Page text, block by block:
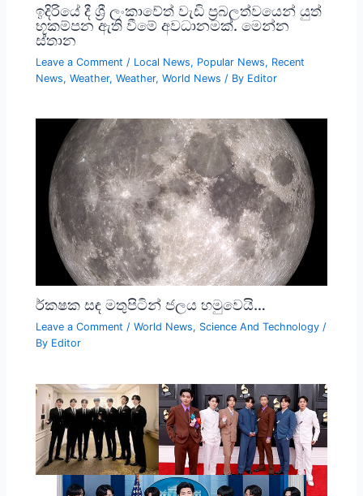
ඉදිරියේ දී ශ්‍රී ලංකාවේත් වැඩි ප්‍රබලත්වයෙන් යුත්
භූකම්පන ඇති වීමේ අවධානමක්. මෙන්න
ස්තාන
Leave a Comment / Local News, Popular News, Recent
News,Weather,Weather,World News / By Editor
ර්කෂක සඳ මතුපිටින් ජලය හමුවෙයි…
Leave a Comment /World News, Science And Technology /
By Editor